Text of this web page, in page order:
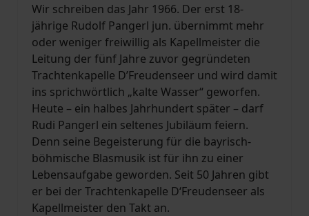
Wir schreiben das Jahr 1966. Der erst 18-
jährige Rudolf Pangerl jun. übernimmt mehr
oder weniger freiwillig als Kapellmeister die
Leitung der fünf Jahre zuvor gegründeten
Trachtenkapelle D’Freudenseer und wird damit
ins sprichwörtlich „kalte Wasser“ geworfen.
Heute – ein halbes Jahrhundert später – darf
Rudi Pangerl ein seltenes Jubiläum feiern.
Denn seine Begeisterung für die bayrisch-
böhmische Blasmusik ist für ihn zu einer
Lebensaufgabe geworden. Seit 50 Jahren gibt
er bei der Trachtenkapelle D‘Freudenseer als
Kapellmeister den Takt an.